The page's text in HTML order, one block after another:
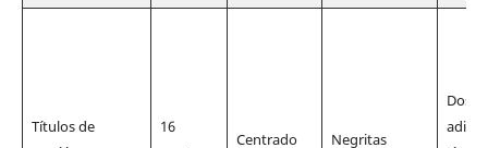
Tí­tulos de
16
Centrado Negritas
Dos